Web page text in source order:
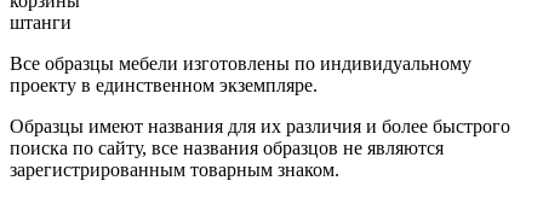
штанги
Все образцы мебели изготовлены по индивидуальному
проекту в единственном экземпляре.
Образцы имеют названия для их различия и более быстрого
поиска по сайту, все названия образцов не являются
зарегистрированным товарным знаком.